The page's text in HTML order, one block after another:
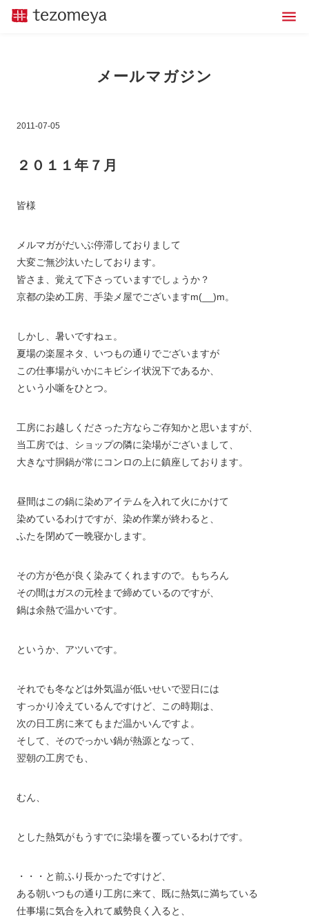
メールマガジン
2011-07-05
２０１１年７月
皆様
メルマガがだいぶ停滞しておりまして
大変ご無沙汰いたしております。
皆さま、覚えて下さっていますでしょうか？
京都の染め工房、手染メ屋でございますm(__)m。
しかし、暑いですねェ。
夏場の楽屋ネタ、いつもの通りでございますが
この仕事場がいかにキビシイ状況下であるか、
という小噺をひとつ。
工房にお越しくださった方ならご存知かと思いますが、
当工房では、ショップの隣に染場がございまして、
大きな寸胴鍋が常にコンロの上に鎮座しております。
昼間はこの鍋に染めアイテムを入れて火にかけて
染めているわけですが、染め作業が終わると、
ふたを閉めて一晩寝かします。
その方が色が良く染みてくれますので。もちろん
その間はガスの元栓まで締めているのですが、
鍋は余熱で温かいです。
というか、アツいです。
それでも冬などは外気温が低いせいで翌日には
すっかり冷えているんですけど、この時期は、
次の日工房に来てもまだ温かいんですよ。
そして、そのでっかい鍋が熱源となって、
翌朝の工房でも、
むん、
とした熱気がもうすでに染場を覆っているわけです。
・・・と前ふり長かったですけど、
ある朝いつもの通り工房に来て、既に熱気に満ちている
仕事場に気合を入れて威勢良く入ると、